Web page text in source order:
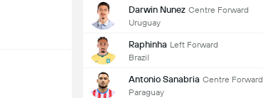
Darwin Nunez Centre Forward
Uruguay
Raphinha Left Forward
Brazil
Antonio Sanabria Centre Forward
Paraguay